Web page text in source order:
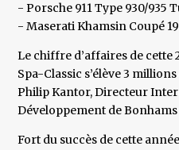
- Porsche 911 Type 930/935
- Maserati Khamsin Coupé
Le chiffre d’affaires de cette
Spa-Classic s’élève 3
Philip Kantor, Directeur
Développement de Bonhams
Fort du succès de cette